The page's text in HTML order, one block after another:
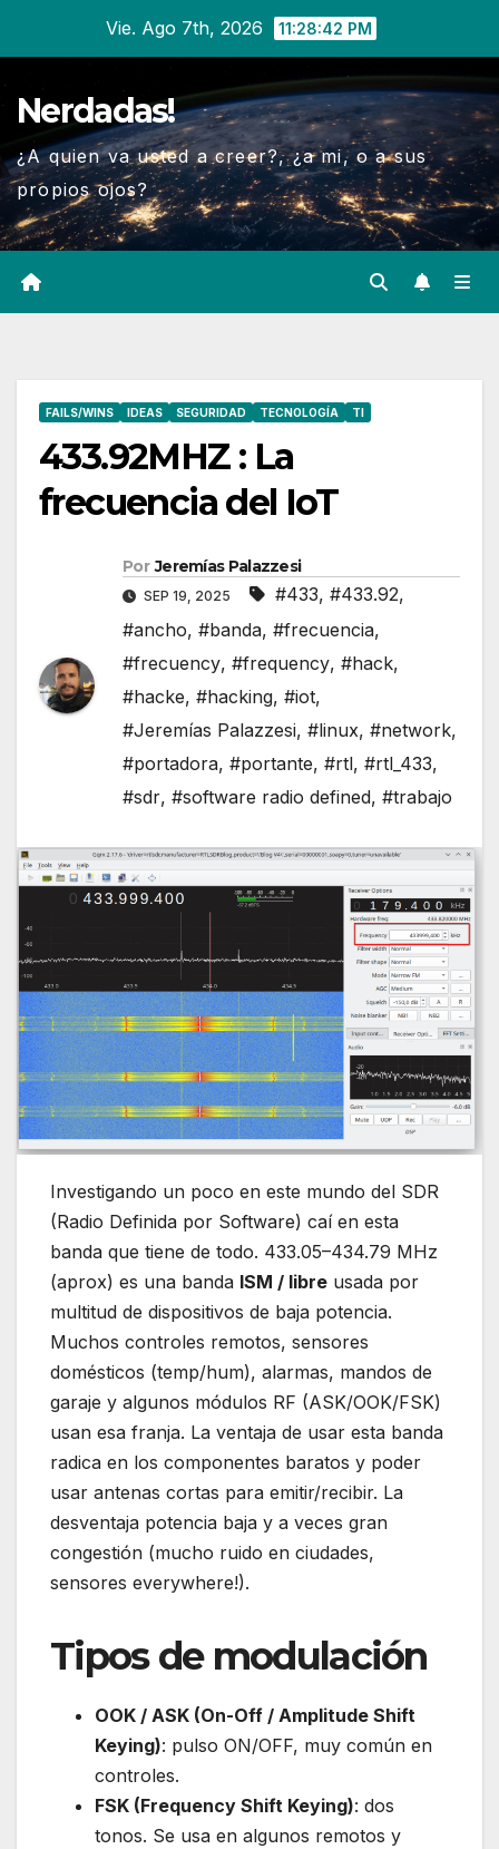
contenido
Vie. Ago 7th, 2026 11:28:43 PM
Nerdadas!
¿A quien va usted a creer?, ¿a mi, o a sus
propios ojos?
FAILS/WINS IDEAS SEGURIDAD TECNOLOGÍA TI
433.92MHZ : La
frecuencia del IoT
Por Jeremías Palazzesi
SEP 19, 2025 #433, #433.92,
#ancho, #banda, #frecuencia,
#frecuency, #frequency, #hack,
#hacke, #hacking, #iot,
#Jeremías Palazzesi, #linux, #network,
#portadora, #portante, #rtl, #rtl_433,
#sdr, #software radio defined, #trabajo
Investigando un poco en este mundo del SDR
(Radio Definida por Software) caí en esta
banda que tiene de todo. 433.05–434.79 MHz
(aprox) es una banda ISM / libre usada por
multitud de dispositivos de baja potencia.
Muchos controles remotos, sensores
domésticos (temp/hum), alarmas, mandos de
garaje y algunos módulos RF (ASK/OOK/FSK)
usan esa franja. La ventaja de usar esta banda
radica en los componentes baratos y poder
usar antenas cortas para emitir/recibir. La
desventaja potencia baja y a veces gran
congestión (mucho ruido en ciudades,
sensores everywhere!).
Tipos de modulación
OOK / ASK (On-Off / Amplitude Shift
Keying): pulso ON/OFF, muy común en
controles.
FSK (Frequency Shift Keying): dos
tonos. Se usa en algunos remotos y